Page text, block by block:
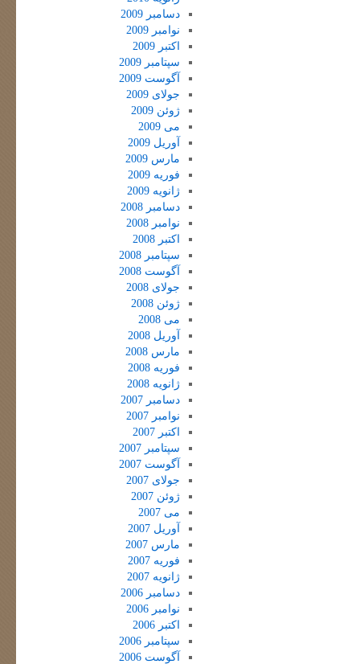
دسامبر 2009
نوامبر 2009
اکتبر 2009
سپتامبر 2009
آگوست 2009
جولای 2009
ژوئن 2009
می 2009
آوریل 2009
مارس 2009
فوریه 2009
ژانویه 2009
دسامبر 2008
نوامبر 2008
اکتبر 2008
سپتامبر 2008
آگوست 2008
جولای 2008
ژوئن 2008
می 2008
آوریل 2008
مارس 2008
فوریه 2008
ژانویه 2008
دسامبر 2007
نوامبر 2007
اکتبر 2007
سپتامبر 2007
آگوست 2007
جولای 2007
ژوئن 2007
می 2007
آوریل 2007
مارس 2007
فوریه 2007
ژانویه 2007
دسامبر 2006
نوامبر 2006
اکتبر 2006
سپتامبر 2006
آگوست 2006